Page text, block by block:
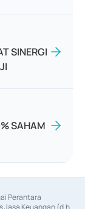
SINERGI
SAHAM
Perantara
Jasa Keuangan (d.h